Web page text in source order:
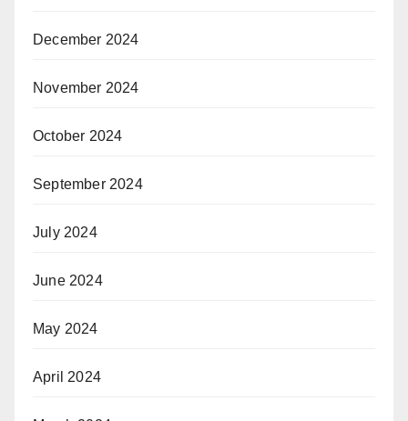
December 2024
November 2024
October 2024
September 2024
July 2024
June 2024
May 2024
April 2024